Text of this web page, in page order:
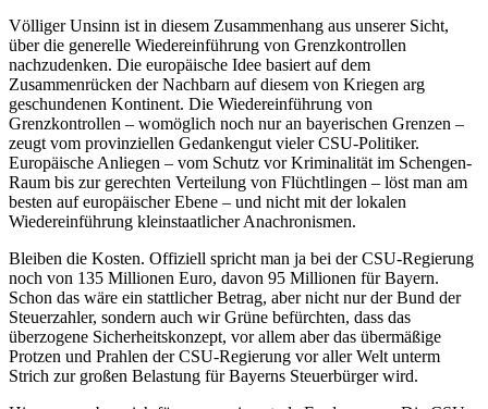
Völliger Unsinn ist in diesem Zusammenhang aus unserer Sicht,
über die generelle Wiedereinführung von Grenzkontrollen
nachzudenken. Die europäische Idee basiert auf dem
Zusammenrücken der Nachbarn auf diesem von Kriegen arg
geschundenen Kontinent. Die Wiedereinführung von
Grenzkontrollen – womöglich noch nur an bayerischen Grenzen –
zeugt vom provinziellen Gedankengut vieler CSU-Politiker.
Europäische Anliegen – vom Schutz vor Kriminalität im Schengen-
Raum bis zur gerechten Verteilung von Flüchtlingen – löst man am
besten auf europäischer Ebene – und nicht mit der lokalen
Wiedereinführung kleinstaatlicher Anachronismen.
Bleiben die Kosten. Offiziell spricht man ja bei der CSU-Regierung
noch von 135 Millionen Euro, davon 95 Millionen für Bayern.
Schon das wäre ein stattlicher Betrag, aber nicht nur der Bund der
Steuerzahler, sondern auch wir Grüne befürchten, dass das
überzogene Sicherheitskonzept, vor allem aber das übermäßige
Protzen und Prahlen der CSU-Regierung vor aller Welt unterm
Strich zur großen Belastung für Bayerns Steuerbürger wird.